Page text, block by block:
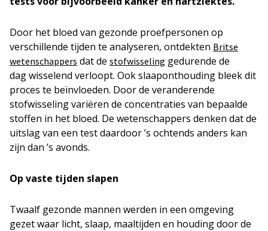
Door het bloed van gezonde proefpersonen op
verschillende tijden te analyseren, ontdekten Britse
wetenschappers dat de stofwisseling gedurende de
dag wisselend verloopt. Ook slaaponthouding bleek dit
proces te beïnvloeden. Door de veranderende
stofwisseling variëren de concentraties van bepaalde
stoffen in het bloed. De wetenschappers denken dat de
uitslag van een test daardoor ’s ochtends anders kan
zijn dan ’s avonds.
Op vaste tijden slapen
Twaalf gezonde mannen werden in een omgeving
gezet waar licht, slaap, maaltijden en houding door de